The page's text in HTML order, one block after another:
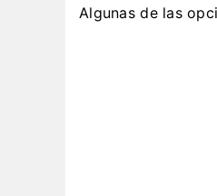
Algunas de las